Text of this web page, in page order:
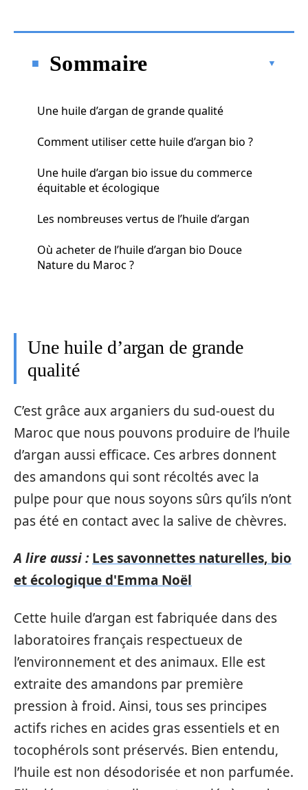
Sommaire
Une huile d’argan de grande qualité
Comment utiliser cette huile d’argan bio ?
Une huile d’argan bio issue du commerce
équitable et écologique
Les nombreuses vertus de l’huile d’argan
Où acheter de l’huile d’argan bio Douce
Nature du Maroc ?
Une huile d’argan de grande
qualité
C’est grâce aux arganiers du sud-ouest du
Maroc que nous pouvons produire de l’huile
d’argan aussi efficace. Ces arbres donnent
des amandons qui sont récoltés avec la
pulpe pour que nous soyons sûrs qu’ils n’ont
pas été en contact avec la salive de chèvres.
A lire aussi : Les savonnettes naturelles, bio
et écologique d'Emma Noël
Cette huile d’argan est fabriquée dans des
laboratoires français respectueux de
l’environnement et des animaux. Elle est
extraite des amandons par première
pression à froid. Ainsi, tous ses principes
actifs riches en acides gras essentiels et en
tocophérols sont préservés. Bien entendu,
l’huile est non désodorisée et non parfumée.